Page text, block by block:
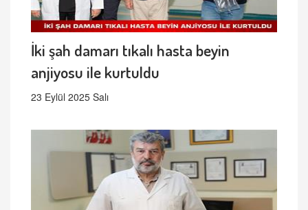
İki şah damarı tıkalı hasta beyin
anjiyosu ile kurtuldu
23 Eylül 2025 Salı